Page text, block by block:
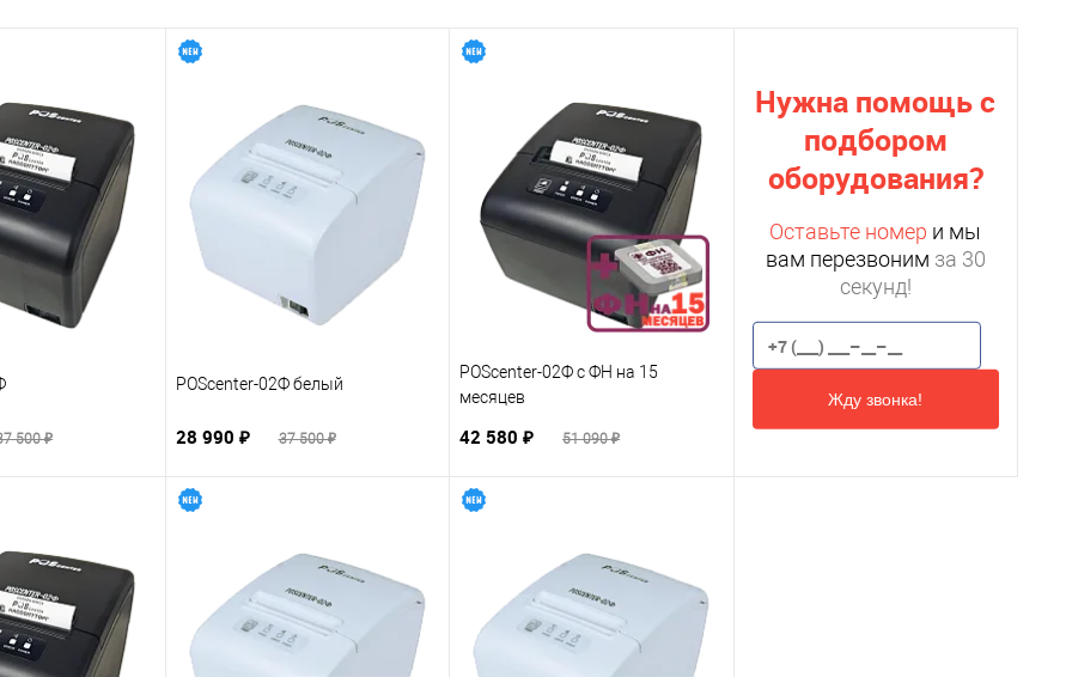
500 ₽
POScenter-02Ф белый
28 990 ₽ 37 500 ₽
POScenter-02Ф с ФН на 15
месяцев
42 580 ₽ 51 090 ₽
Нужна помощь с
подбором
оборудования?
Оставьте номер и мы
вам перезвоним за 30
секунд!
Жду звонка!